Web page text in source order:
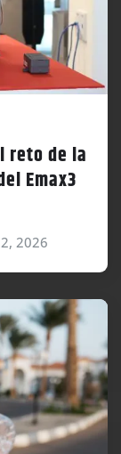
reto de la
Emax3
2026